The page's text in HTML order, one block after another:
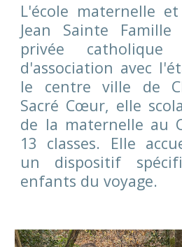
L'école maternelle
Jean Sainte
privée
d'association avec
le centre ville de
Sacré Cœur, elle
de la maternelle au
13 classes. Elle
un dispositif
enfants du voyage.